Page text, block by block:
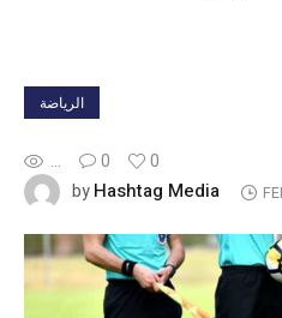
الرياضة
... 0
0
byHashtag Media